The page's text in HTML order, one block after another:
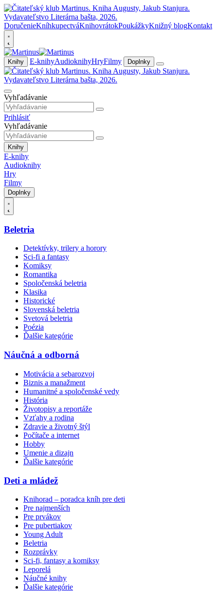
DoručenieKníhkupectváKnihovrátokPoukážkyKnižný blogKontakt
Knihy E-knihyAudioknihyHryFilmy Doplnky
Vyhľadávanie
Prihlásiť
Vyhľadávanie
Knihy
E-knihy
Audioknihy
Hry
Filmy
Doplnky
Beletria
Detektívky, trilery a horory
Sci-fi a fantasy
Komiksy
Romantika
Spoločenská beletria
Klasika
Historické
Slovenská beletria
Svetová beletria
Poézia
Ďalšie kategórie
Náučná a odborná
Motivácia a sebarozvoj
Biznis a manažment
Humanitné a spoločenské vedy
História
Životopisy a reportáže
Vzťahy a rodina
Zdravie a životný štýl
Počítače a internet
Hobby
Umenie a dizajn
Ďalšie kategórie
Deti a mládež
Knihorad – poradca kníh pre deti
Pre najmenších
Pre prvákov
Pre pubertiakov
Young Adult
Beletria
Rozprávky
Sci-fi, fantasy a komiksy
Leporelá
Náučné knihy
Ďalšie kategórie